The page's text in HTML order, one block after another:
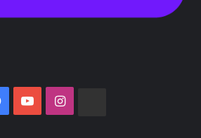
Facebook
YouTubeInstagram